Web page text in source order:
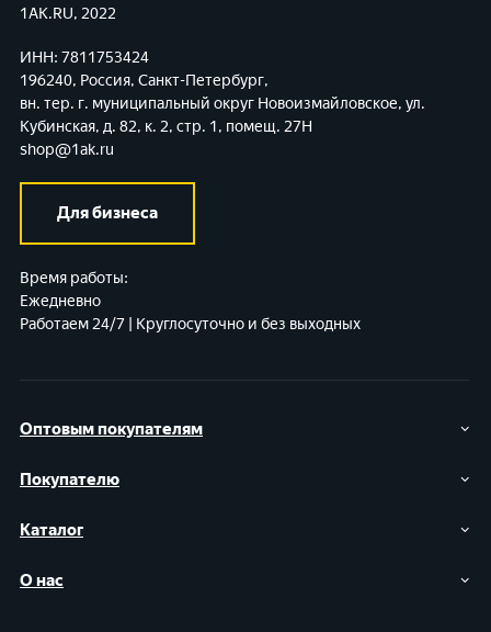
Оптовым покупателям
Покупателю
Каталог
О нас
1AK.RU, 2022
ИНН: 7811753424
196240, Россия, Санкт-Петербург,
вн. тер. г. муниципальный округ Новоизмайловское, ул.
Кубинская, д. 82, к. 2, стр. 1, помещ. 27Н
shop@1ak.ru
Для бизнеса
Время работы:
Ежедневно
Работаем 24/7 | Круглосуточно и без выходных